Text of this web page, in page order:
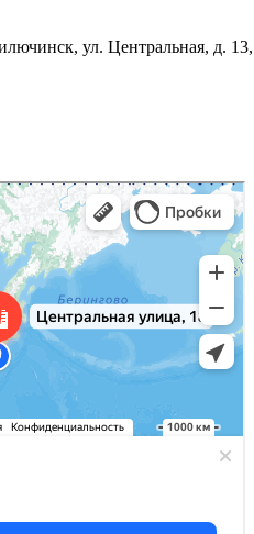
ул. Центральная, д.